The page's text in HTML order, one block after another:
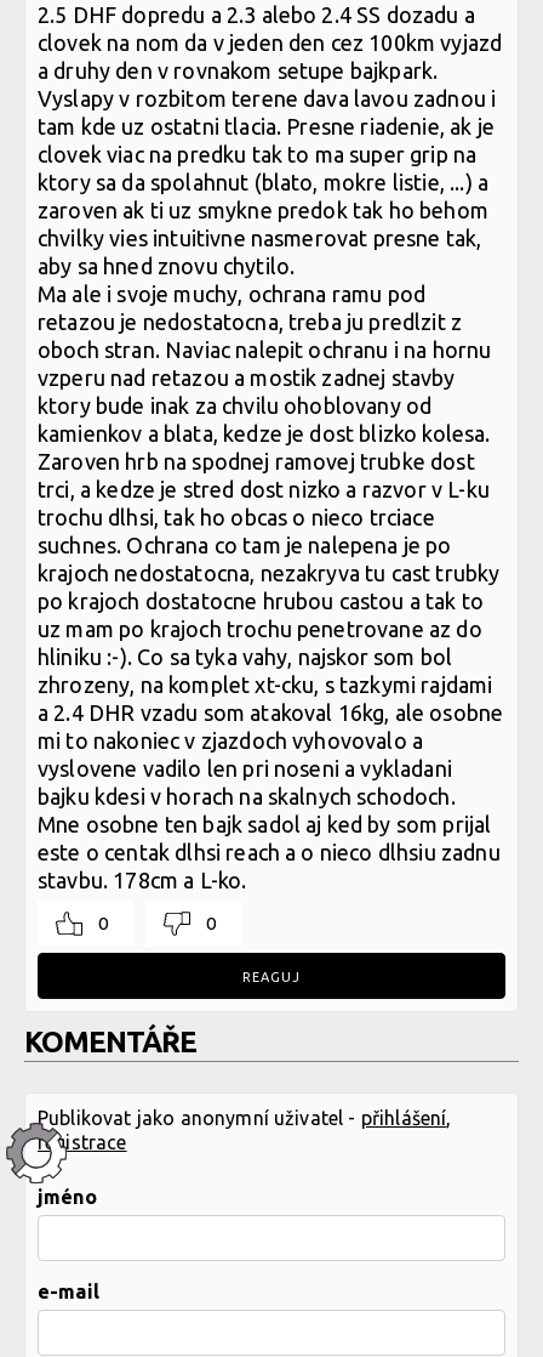
2.5 DHF dopredu a 2.3 alebo 2.4 SS dozadu a
clovek na nom da v jeden den cez 100km vyjazd
a druhy den v rovnakom setupe bajkpark.
Vyslapy v rozbitom terene dava lavou zadnou i
tam kde uz ostatni tlacia. Presne riadenie, ak je
clovek viac na predku tak to ma super grip na
ktory sa da spolahnut (blato, mokre listie, ...) a
zaroven ak ti uz smykne predok tak ho behom
chvilky vies intuitivne nasmerovat presne tak,
aby sa hned znovu chytilo.
Ma ale i svoje muchy, ochrana ramu pod
retazou je nedostatocna, treba ju predlzit z
oboch stran. Naviac nalepit ochranu i na hornu
vzperu nad retazou a mostik zadnej stavby
ktory bude inak za chvilu ohoblovany od
kamienkov a blata, kedze je dost blizko kolesa.
Zaroven hrb na spodnej ramovej trubke dost
trci, a kedze je stred dost nizko a razvor v L-ku
trochu dlhsi, tak ho obcas o nieco trciace
suchnes. Ochrana co tam je nalepena je po
krajoch nedostatocna, nezakryva tu cast trubky
po krajoch dostatocne hrubou castou a tak to
uz mam po krajoch trochu penetrovane az do
hliniku :-). Co sa tyka vahy, najskor som bol
zhrozeny, na komplet xt-cku, s tazkymi rajdami
a 2.4 DHR vzadu som atakoval 16kg, ale osobne
mi to nakoniec v zjazdoch vyhovovalo a
vyslovene vadilo len pri noseni a vykladani
bajku kdesi v horach na skalnych schodoch.
Mne osobne ten bajk sadol aj ked by som prijal
este o centak dlhsi reach a o nieco dlhsiu zadnu
stavbu. 178cm a L-ko.
0 0
REAGUJ
KOMENTÁŘE
Publikovat jako anonymní uživatel - přihlášení,
registrace
jméno
e-mail